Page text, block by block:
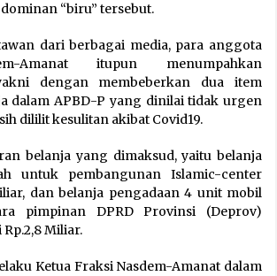
“biru” tersebut.
dari berbagai media, para anggota
Amanat itupun menumpahkan
dengan membeberkan dua item
dalam APBD-P yang dinilai tidak urgen
dililit kesulitan akibat Covid19.
belanja yang dimaksud, yaitu belanja
untuk pembangunan Islamic-center
dan belanja pengadaan 4 unit mobil
pimpinan DPRD Provinsi (Deprov)
Miliar.
Ketua Fraksi Nasdem-Amanat dalam